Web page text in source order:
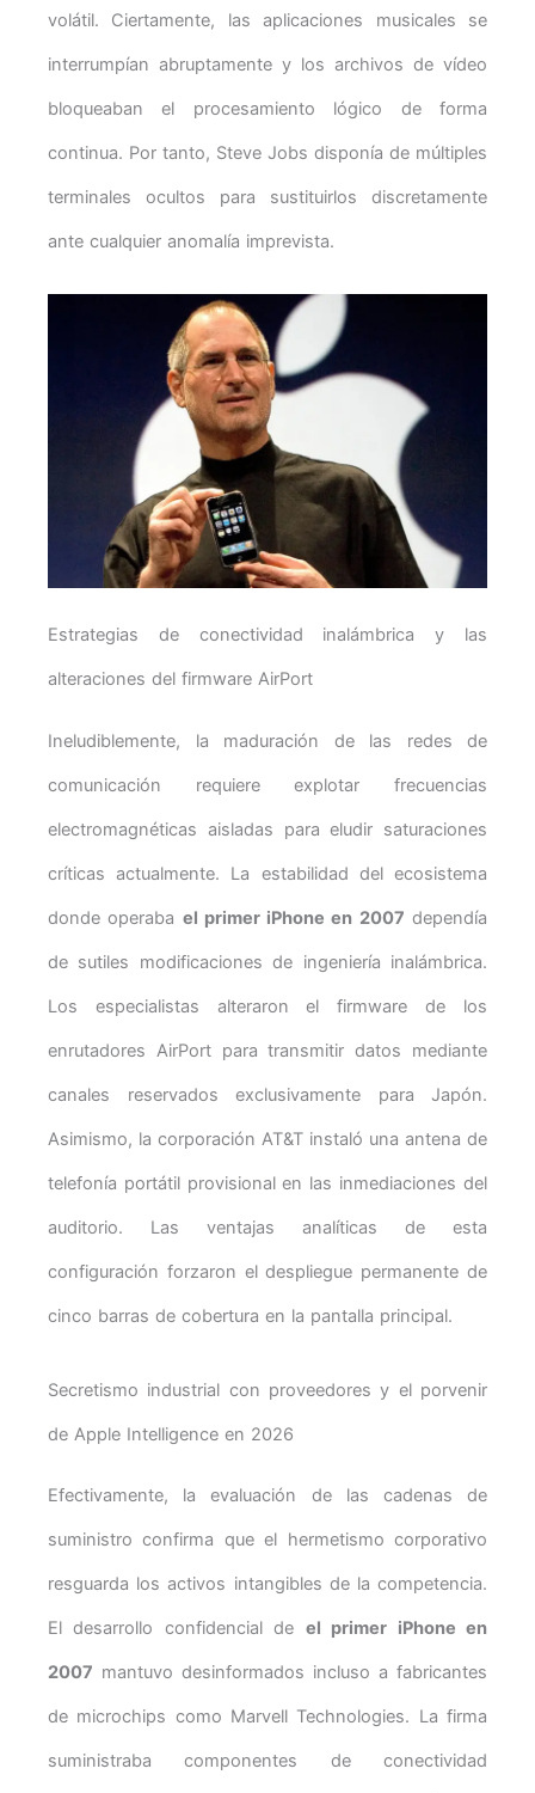
volátil. Ciertamente, las aplicaciones musicales se
interrumpían abruptamente y los archivos de vídeo
bloqueaban el procesamiento lógico de forma
continua. Por tanto, Steve Jobs disponía de múltiples
terminales ocultos para sustituirlos discretamente
ante cualquier anomalía imprevista.
Estrategias de conectividad inalámbrica y las
alteraciones del firmware AirPort
Ineludiblemente, la maduración de las redes de
comunicación requiere explotar frecuencias
electromagnéticas aisladas para eludir saturaciones
críticas actualmente. La estabilidad del ecosistema
donde operaba el primer iPhone en 2007 dependía
de sutiles modificaciones de ingeniería inalámbrica.
Los especialistas alteraron el firmware de los
enrutadores AirPort para transmitir datos mediante
canales reservados exclusivamente para Japón.
Asimismo, la corporación AT&T instaló una antena de
telefonía portátil provisional en las inmediaciones del
auditorio. Las ventajas analíticas de esta
configuración forzaron el despliegue permanente de
cinco barras de cobertura en la pantalla principal.
Secretismo industrial con proveedores y el porvenir
de Apple Intelligence en 2026
Efectivamente, la evaluación de las cadenas de
suministro confirma que el hermetismo corporativo
resguarda los activos intangibles de la competencia.
El desarrollo confidencial de el primer iPhone en
2007 mantuvo desinformados incluso a fabricantes
de microchips como Marvell Technologies. La firma
suministraba componentes de conectividad